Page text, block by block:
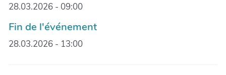
28.03.2026 - 09:00
Fin de l'événement
28.03.2026 - 13:00